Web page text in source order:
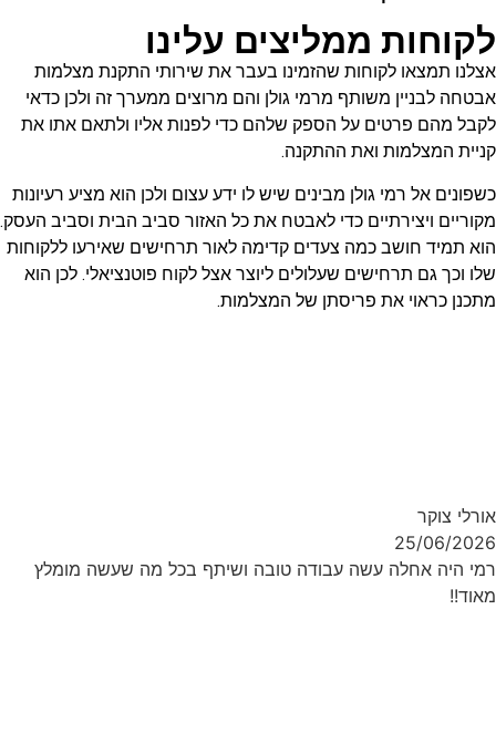
לקוחות ממליצים עלינו
אצלנו תמצאו לקוחות שהזמינו בעבר את שירותי התקנת מצלמות
אבטחה לבניין משותף מרמי גולן והם מרוצים ממערך זה ולכן כדאי
לקבל מהם פרטים על הספק שלהם כדי לפנות אליו ולתאם אתו את
קניית המצלמות ואת ההתקנה.
כשפונים אל רמי גולן מבינים שיש לו ידע עצום ולכן הוא מציע רעיונות
מקוריים ויצירתיים כדי לאבטח את כל האזור סביב הבית וסביב העסק.
הוא תמיד חושב כמה צעדים קדימה לאור תרחישים שאירעו ללקוחות
שלו וכך גם תרחישים שעלולים ליוצר אצל לקוח פוטנציאלי. לכן הוא
מתכנן כראוי את פריסתן של המצלמות.
אורלי צוקר
25/06/2026
רמי היה אחלה עשה עבודה טובה ושיתף בכל מה שעשה מומלץ
מאוד!!